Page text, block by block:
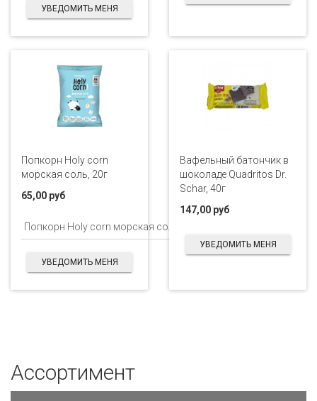
УВЕДОМИТЬ МЕНЯ
Попкорн Holy corn
морская соль, 20г
65,00 руб
УВЕДОМИТЬ МЕНЯ
Вафельный батончик в
шоколаде Quadritos Dr.
Schar, 40г
147,00 руб
УВЕДОМИТЬ МЕНЯ
Ассортимент